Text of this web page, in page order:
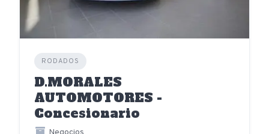
RODADOS
D.MORALES
AUTOMOTORES -
Concesionario